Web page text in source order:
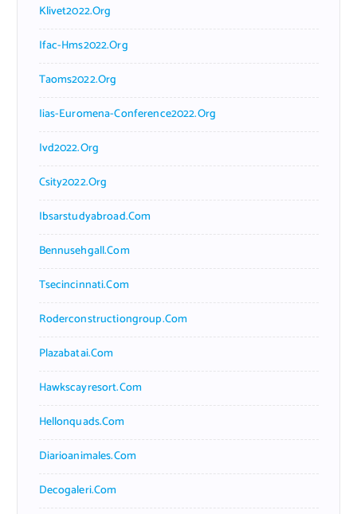
Klivet2022.org
Ifac-Hms2022.org
Taoms2022.org
Iias-Euromena-Conference2022.org
Ivd2022.org
Csity2022.org
Ibsarstudyabroad.com
Bennusehgall.com
Tsecincinnati.com
Roderconstructiongroup.com
Plazabatai.com
Hawkscayresort.com
Hellonquads.com
Diarioanimales.com
Decogaleri.com